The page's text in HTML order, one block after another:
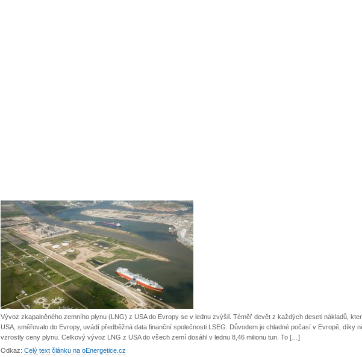
Vývoz zkapalněného zemního plynu (LNG) z USA do Evropy se v lednu zvýšil. Téměř devět z každých deseti nákladů,
USA, směřovalo do Evropy, uvádí předběžná data finanční společnosti LSEG. Důvodem je chladné počasí v Evropě, díky
vzrostly ceny plynu. Celkový vývoz LNG z USA do všech zemí dosáhl v lednu 8,46 milionu tun. To […]
Odkaz: Celý text článku na oEnergetice.cz